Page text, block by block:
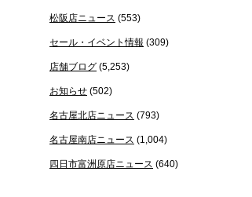
松阪店ニュース (553)
セール・イベント情報 (309)
店舗ブログ (5,253)
お知らせ (502)
名古屋北店ニュース (793)
名古屋南店ニュース (1,004)
四日市富洲原店ニュース (640)